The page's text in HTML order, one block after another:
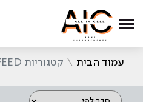
עמוד הבית \ קטגוריות FEED